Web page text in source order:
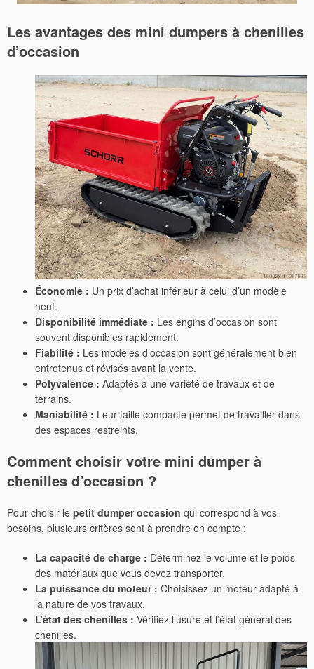
Les avantages des mini dumpers à chenilles
d’occasion
Économie : Un prix d’achat inférieur à celui d’un modèle
neuf.
Disponibilité immédiate : Les engins d’occasion sont
souvent disponibles rapidement.
Fiabilité : Les modèles d’occasion sont généralement bien
entretenus et révisés avant la vente.
Polyvalence : Adaptés à une variété de travaux et de
terrains.
Maniabilité : Leur taille compacte permet de travailler dans
des espaces restreints.
Comment choisir votre mini dumper à
chenilles d’occasion ?
Pour choisir le petit dumper occasion qui correspond à vos
besoins, plusieurs critères sont à prendre en compte :
La capacité de charge : Déterminez le volume et le poids
des matériaux que vous devez transporter.
La puissance du moteur : Choisissez un moteur adapté à
la nature de vos travaux.
L’état des chenilles : Vérifiez l’usure et l’état général des
chenilles.